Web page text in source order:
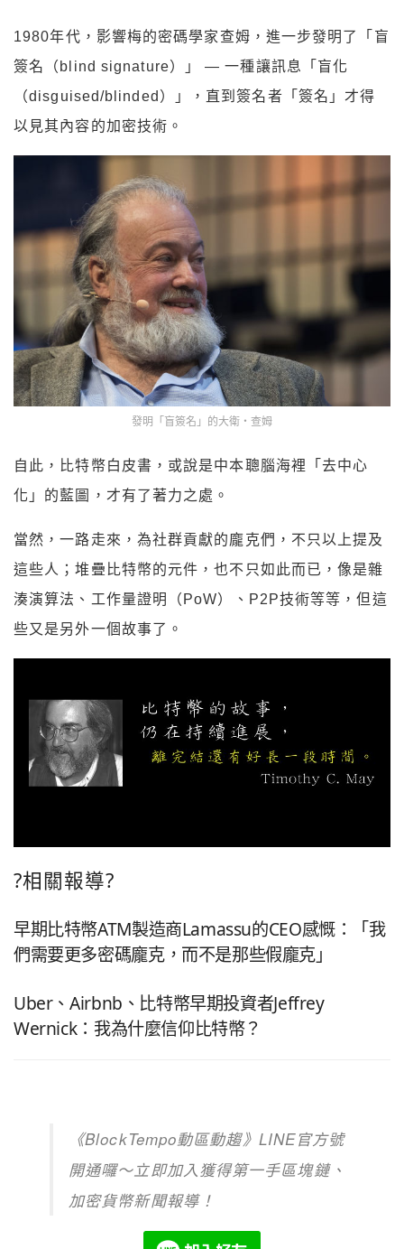
1980年代，影響梅的密碼學家查姆，進一步發明了「盲
簽名（blind signature）」 — 一種讓訊息「盲化
（disguised/blinded）」，直到簽名者「簽名」才得
以見其內容的加密技術。
發明「盲簽名」的大衛・查姆
自此，比特幣白皮書，或說是中本聰腦海裡「去中心
化」的藍圖，才有了著力之處。
當然，一路走來，為社群貢獻的龐克們，不只以上提及
這些人；堆疊比特幣的元件，也不只如此而已，像是雜
湊演算法、工作量證明（PoW）、P2P技術等等，但這
些又是另外一個故事了。
?相關報導?
早期比特幣ATM製造商Lamassu的CEO感慨：「我
們需要更多密碼龐克，而不是那些假龐克」
Uber、Airbnb、比特幣早期投資者Jeffrey
Wernick：我為什麼信仰比特幣？
《BlockTempo動區動趨》LINE官方號
開通囉～立即加入獲得第一手區塊鏈、
加密貨幣新聞報導！